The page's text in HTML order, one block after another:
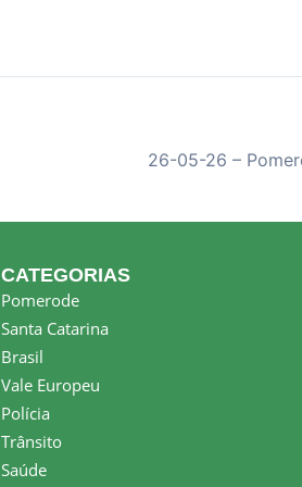
CATEGORIAS
Pomerode
Santa Catarina
Brasil
Vale Europeu
Polícia
Trânsito
Saúde